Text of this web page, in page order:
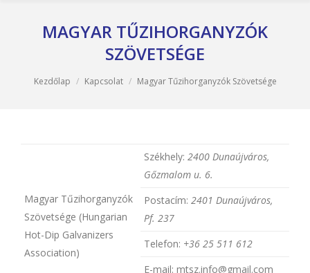
MAGYAR TŰZIHORGANYZÓK
SZÖVETSÉGE
You are here:
Kezdőlap Kapcsolat Magyar Tűzihorganyzók Szövetsége
Magyar Tűzihorganyzók
Szövetsége (Hungarian
Hot-Dip Galvanizers
Association)
Székhely: 2400 Dunaújváros,
Gőzmalom u. 6.
Postacím: 2401 Dunaújváros,
Pf. 237
Telefon: +36 25 511 612
E-mail: mtsz.info@gmail.com